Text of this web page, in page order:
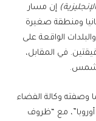
إن مسار
ومنطقة صغيرة
الواقعة على
في المقابل،
وصفته وكالة الفضاء
مع “ظروف